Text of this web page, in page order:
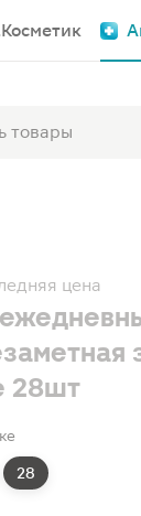
цена
28шт
28